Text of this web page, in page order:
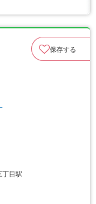
保存する
丁目駅